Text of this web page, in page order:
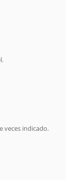
veces indicado.